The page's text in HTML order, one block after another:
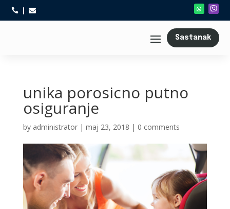
 
Sastanak
unika porosicno putno
osiguranje
by administrator| maj 23, 2018 | 0 comments